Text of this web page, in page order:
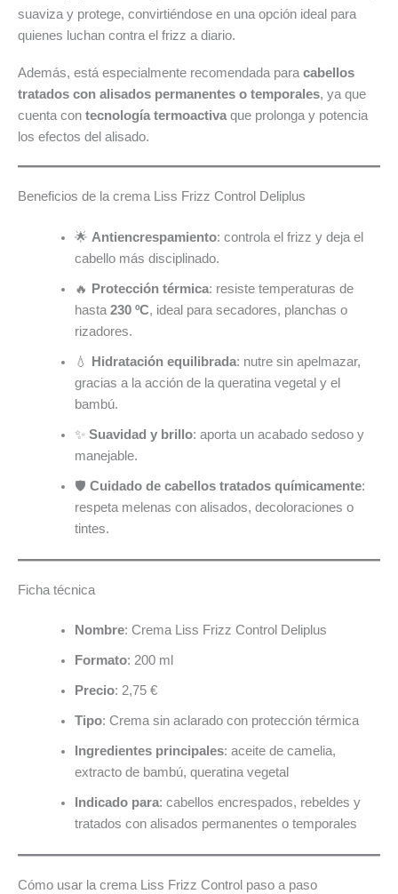
suaviza y protege, convirtiéndose en una opción ideal para
quienes luchan contra el frizz a diario.
Además, está especialmente recomendada para cabellos
tratados con alisados permanentes o temporales, ya que
cuenta con tecnología termoactiva que prolonga y potencia
los efectos del alisado.
Beneficios de la crema Liss Frizz Control Deliplus
🌟 Antiencrespamiento: controla el frizz y deja el
cabello más disciplinado.
🔥 Protección térmica: resiste temperaturas de
hasta 230 ºC, ideal para secadores, planchas o
rizadores.
💧 Hidratación equilibrada: nutre sin apelmazar,
gracias a la acción de la queratina vegetal y el
bambú.
✨ Suavidad y brillo: aporta un acabado sedoso y
manejable.
🛡️ Cuidado de cabellos tratados químicamente:
respeta melenas con alisados, decoloraciones o
tintes.
Ficha técnica
Nombre: Crema Liss Frizz Control Deliplus
Formato: 200 ml
Precio: 2,75 €
Tipo: Crema sin aclarado con protección térmica
Ingredientes principales: aceite de camelia,
extracto de bambú, queratina vegetal
Indicado para: cabellos encrespados, rebeldes y
tratados con alisados permanentes o temporales
Cómo usar la crema Liss Frizz Control paso a paso